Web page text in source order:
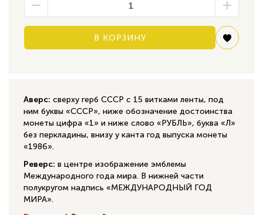
В КОРЗИНУ
Аверс: сверху герб СССР с 15 витками ленты, под
ним буквы «СССР», ниже обозначение достоинства
монеты цифра «1» и ниже слово «РУБЛЬ», буква «Л»
без перкладины, внизу у канта год выпуска монеты
«1986».
Реверс: в центре изображение эмблемы
Международного года мира. В нижней части
полукругом надпись «МЕЖДУНАРОДНЫЙ ГОД
МИРА».